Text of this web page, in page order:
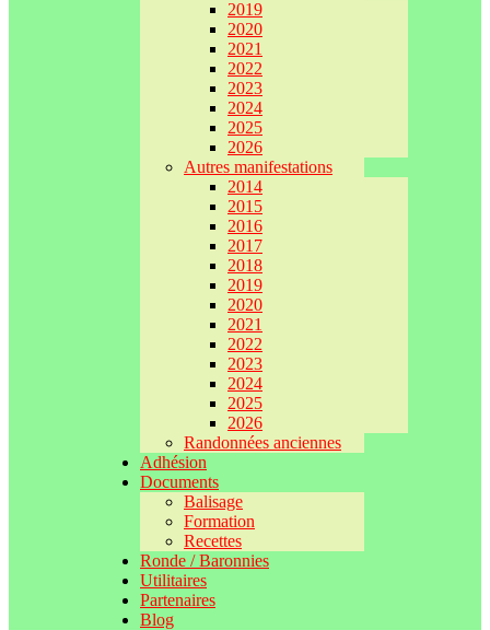
2019
2020
2021
2022
2023
2024
2025
2026
Autres manifestations
2014
2015
2016
2017
2018
2019
2020
2021
2022
2023
2024
2025
2026
Randonnées anciennes
Adhésion
Documents
Balisage
Formation
Recettes
Ronde / Baronnies
Utilitaires
Partenaires
Blog